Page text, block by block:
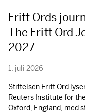
Fritt Ords
The Fritt Ord
2027
1. juli 2026
Stiftelsen Fritt Ord
Reuters Institute for
Oxford, England, med